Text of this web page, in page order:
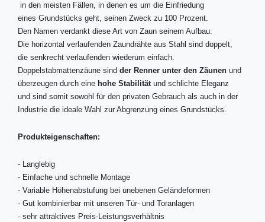
in den meisten Fällen, in denen es um die Einfriedung
eines Grundstücks geht, seinen Zweck zu 100 Prozent.
Den Namen verdankt diese Art von Zaun seinem Aufbau:
Die horizontal verlaufenden Zaundrähte aus Stahl sind doppelt,
die senkrecht verlaufenden wiederum einfach.
Doppelstabmattenzäune sindder Renner unter den Zäunen und
überzeugen durch eine hohe Stabilitätund schlichte Eleganz
und sind somit sowohl für den privaten Gebrauch als auch in der
Industrie die ideale Wahl zur Abgrenzung eines Grundstücks.
Produkteigenschaften:
- Langlebig
- Einfache und schnelle Montage
- Variable Höhenabstufung bei unebenen Geländeformen
- Gut kombinierbar mit unseren Tür- und Toranlagen
- sehr attraktives Preis-Leistungsverhältnis